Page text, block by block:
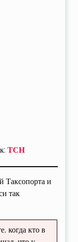
ТСН
Таксопорта и
так
когда кто в